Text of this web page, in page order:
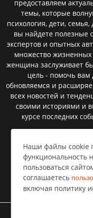
предоставляем
темы, которые
психология, дети,
вы найдете полезные
экспертов и опытных
множество
женщина заслуживает
цель - помочь вам
обновляемся и
всех новостей и
своими историями и
курсе последних
Политика
Наши файлы cookie
функциональность
пользоваться
соглашаетесь
включая политику